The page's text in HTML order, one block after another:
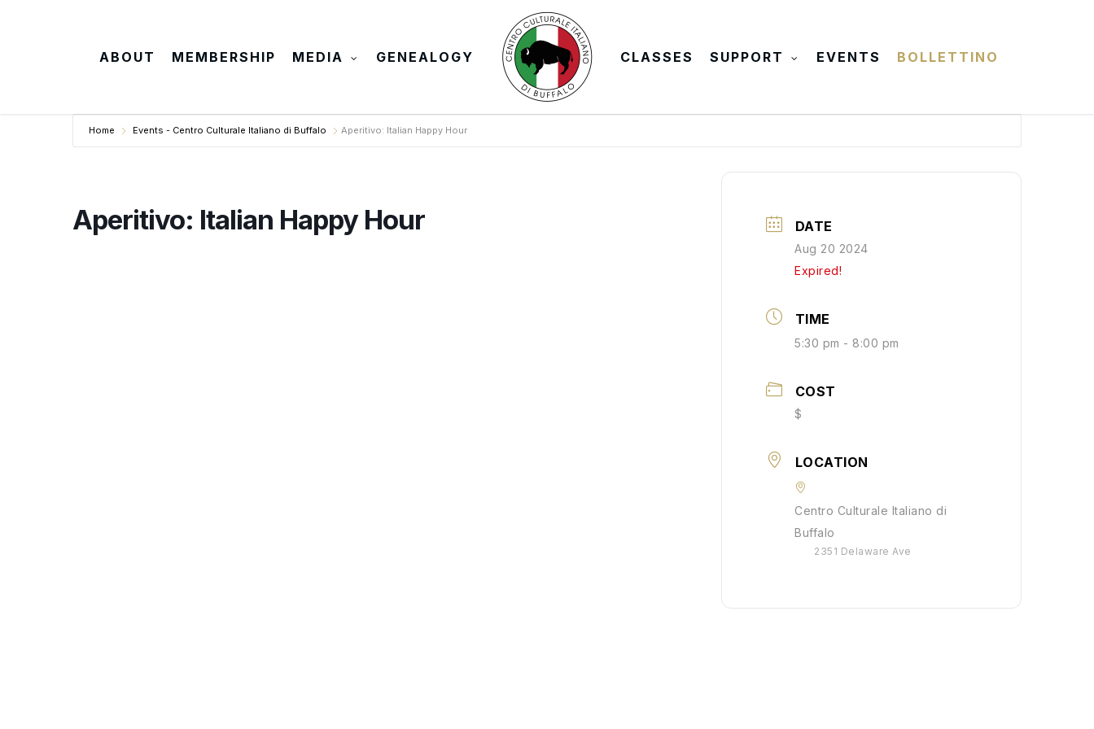
ABOUT MEMBERSHIP MEDIA GENEALOGY CLASSES SUPPORT EVENTS BOLLETTINO
Home Events - Centro Culturale Italiano di Buffalo Aperitivo: Italian Happy Hour
Aperitivo: Italian Happy Hour DATE
Aug 20 2024
Expired!
TIME
5:30 pm - 8:00 pm
COST
$
LOCATION
Centro Culturale Italiano di
Buffalo
2351 Delaware Ave